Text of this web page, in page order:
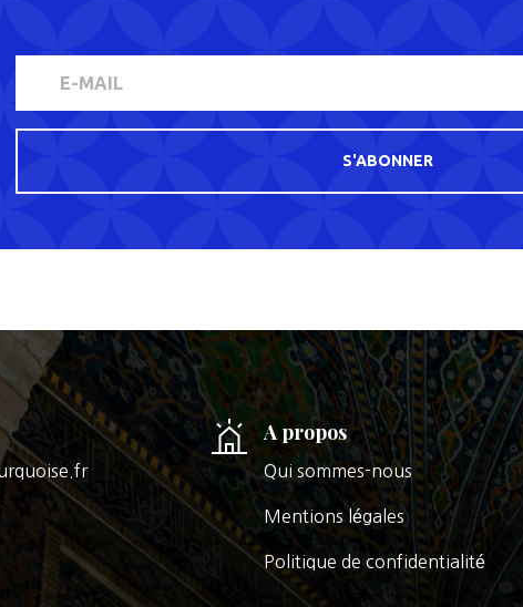
S'ABONNER
A propos
Qui sommes-nous
Mentions légales
Politique de confidentialité